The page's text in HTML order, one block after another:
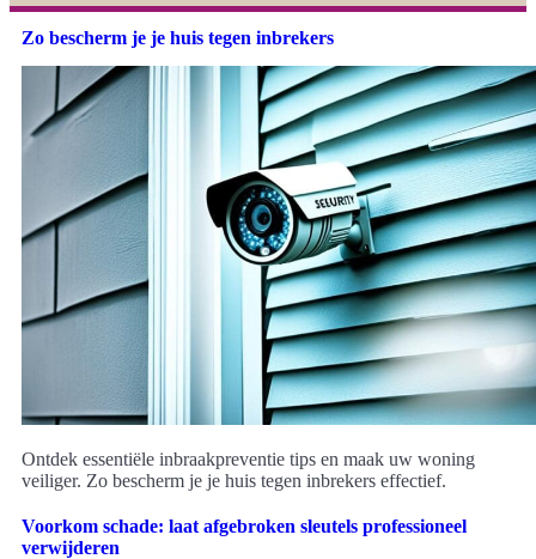
Zo bescherm je je huis tegen inbrekers
Ontdek essentiële inbraakpreventie tips en maak uw woning
veiliger. Zo bescherm je je huis tegen inbrekers effectief.
Voorkom schade: laat afgebroken sleutels professioneel
verwijderen